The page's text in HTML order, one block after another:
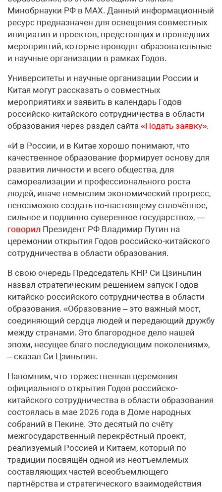
Минобрнауки РФ в МАХ. Данный информационный
ресурс предназначен для освещения совместных
инициатив и проектов, предстоящих и прошедших
мероприятий, которые проводят образовательные
и научные организации в рамках Годов.
Университеты и научные организации России и
Китая могут рассказать о совместных
мероприятиях и заявить в календарь Годов
российско-китайского сотрудничества в области
образования через раздел сайта «Подать заявку».
«И в России, и в Китае хорошо понимают, что
качественное образование формирует основу для
развития личности и всего общества, для
самореализации и профессионального роста
людей, иначе немыслим экономический прогресс,
невозможно создать по-настоящему сплочённое,
сильное и подлинно суверенное государство», —
говорил Президент РФ Владимир Путин на
церемонии открытия Годов российско-китайского
сотрудничества в области образования.
В свою очередь Председатель КНР Си Цзиньпин
назвал стратегическим решением запуск Годов
китайско-российского сотрудничества в области
образования. «Образование – это важный мост,
соединяющий сердца людей и передающий дружбу
между странами. Это благородное дело нашей
эпохи, несущее благо последующим поколениям»,
– сказал Си Цзиньпин.
Напомним, что торжественная церемония
официального открытия Годов российско-
китайского сотрудничества в области образования
состоялась в мае 2026 года в Доме народных
собраний в Пекине. Это десятый по счёту
межгосударственный перекрёстный проект,
реализуемый Россией и Китаем, который по
традиции посвящён одной из неотъемлемых
составляющих частей всеобъемлющего
партнёрства и стратегического взаимодействия